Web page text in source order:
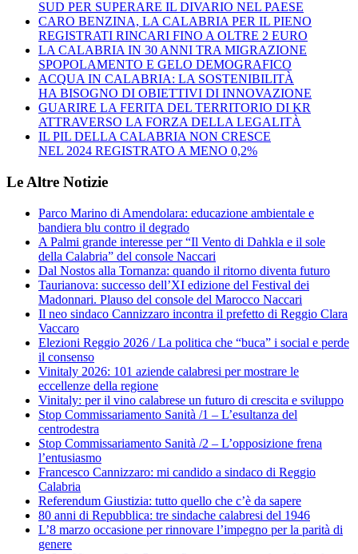
SUD PER SUPERARE IL DIVARIO NEL PAESE
CARO BENZINA, LA CALABRIA PER IL PIENO
REGISTRATI RINCARI FINO A OLTRE 2 EURO
LA CALABRIA IN 30 ANNI TRA MIGRAZIONE
SPOPOLAMENTO E GELO DEMOGRAFICO
ACQUA IN CALABRIA: LA SOSTENIBILITÀ
HA BISOGNO DI OBIETTIVI DI INNOVAZIONE
GUARIRE LA FERITA DEL TERRITORIO DI KR
ATTRAVERSO LA FORZA DELLA LEGALITÀ
IL PIL DELLA CALABRIA NON CRESCE
NEL 2024 REGISTRATO A MENO 0,2%
Le Altre Notizie
Parco Marino di Amendolara: educazione ambientale e
bandiera blu contro il degrado
A Palmi grande interesse per “Il Vento di Dahkla e il sole
della Calabria” del console Naccari
Dal Nostos alla Tornanza: quando il ritorno diventa futuro
Taurianova: successo dell’XI edizione del Festival dei
Madonnari. Plauso del console del Marocco Naccari
Il neo sindaco Cannizzaro incontra il prefetto di Reggio Clara
Vaccaro
Elezioni Reggio 2026 / La politica che “buca” i social e perde
il consenso
Vinitaly 2026: 101 aziende calabresi per mostrare le
eccellenze della regione
Vinitaly: per il vino calabrese un futuro di crescita e sviluppo
Stop Commissariamento Sanità /1 – L’esultanza del
centrodestra
Stop Commissariamento Sanità /2 – L’opposizione frena
l’entusiasmo
Francesco Cannizzaro: mi candido a sindaco di Reggio
Calabria
Referendum Giustizia: tutto quello che c’è da sapere
80 anni di Repubblica: tre sindache calabresi del 1946
L’8 marzo occasione per rinnovare l’impegno per la parità di
genere